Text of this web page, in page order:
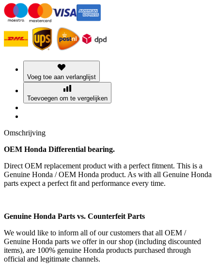
Voeg toe aan verlanglijst
Toevoegen om te vergelijken
Omschrijving
OEM Honda Differential bearing.
Direct OEM replacement product with a perfect fitment. This is a
Genuine Honda / OEM Honda product. As with all Genuine Honda
parts expect a perfect fit and performance every time.
Genuine Honda Parts vs. Counterfeit Parts
We would like to inform all of our customers that all OEM /
Genuine Honda parts we offer in our shop (including discounted
items), are 100% genuine Honda products purchased through
official and legitimate channels.